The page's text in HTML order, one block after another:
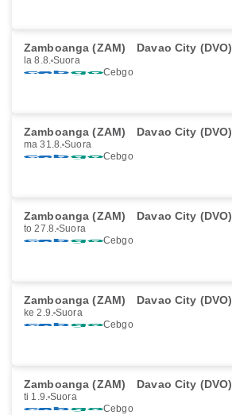
Zamboanga (ZAM) Davao City (DVO)
la 8.8. Suora
Cebgo
Zamboanga (ZAM) Davao City (DVO)
ma 31.8. Suora
Cebgo
Zamboanga (ZAM) Davao City (DVO)
to 27.8. Suora
Cebgo
Zamboanga (ZAM) Davao City (DVO)
ke 2.9. Suora
Cebgo
Zamboanga (ZAM) Davao City (DVO)
ti 1.9. Suora
Cebgo